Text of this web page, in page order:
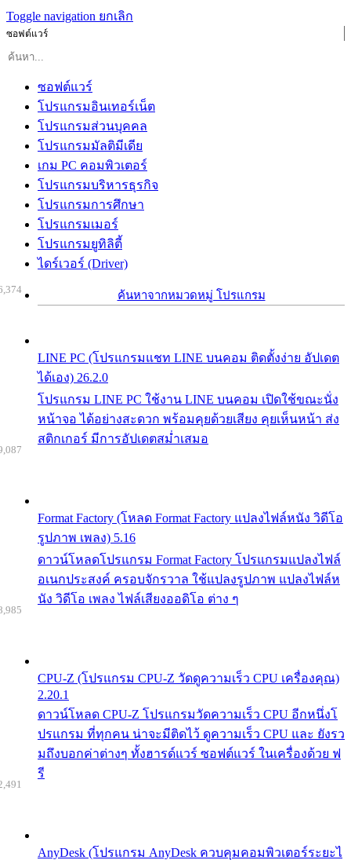
Toggle navigation ยกเลิก
ซอฟต์แวร์
ซอฟต์แวร์
โปรแกรมอินเทอร์เน็ต
โปรแกรมส่วนบุคคล
โปรแกรมมัลติมีเดีย
เกม PC คอมพิวเตอร์
โปรแกรมบริหารธุรกิจ
โปรแกรมการศึกษา
โปรแกรมเมอร์
โปรแกรมยูทิลิตี้
ไดร์เวอร์ (Driver)
ค้นหาจากหมวดหมู่ โปรแกรม
LINE PC (โปรแกรมแชท LINE บนคอม ติดตั้งง่าย อัปเดต
ได้เอง) 26.2.0
โปรแกรม LINE PC ใช้งาน LINE บนคอม เปิดใช้ขณะนั่ง
หน้าจอ ได้อย่างสะดวก พร้อมคุยด้วยเสียง คุยเห็นหน้า ส่ง
สติกเกอร์ มีการอัปเดตสม่ำเสมอ
Format Factory (โหลด Format Factory แปลงไฟล์หนัง วิดีโอ
รูปภาพ เพลง) 5.16
ดาวน์โหลดโปรแกรม Format Factory โปรแกรมแปลงไฟล์
อเนกประสงค์ ครอบจักรวาล ใช้แปลงรูปภาพ แปลงไฟล์ห
นัง วิดีโอ เพลง ไฟล์เสียงออดิโอ ต่าง ๆ
CPU-Z (โปรแกรม CPU-Z วัดดูความเร็ว CPU เครื่องคุณ)
2.20.1
ดาวน์โหลด CPU-Z โปรแกรมวัดความเร็ว CPU อีกหนึ่งโ
ปรแกรม ที่ทุกคน น่าจะมีติดไว้ ดูความเร็ว CPU และ ยังรว
มถึงบอกค่าต่างๆ ทั้งฮารด์แวร์ ซอฟต์แวร์ ในเครื่องด้วย ฟ
รี
AnyDesk (โปรแกรม AnyDesk ควบคุมคอมพิวเตอร์ระยะไ